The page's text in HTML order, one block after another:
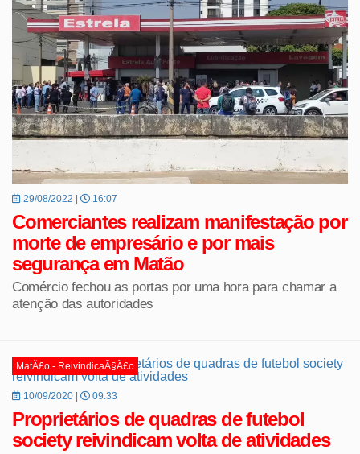
29/08/2022 | 16:07
Comerciantes realizam manifestação por
morte de empresário e por mais
segurança em Matão
Comércio fechou as portas por uma hora para chamar a
atenção das autoridades
MatÃ£o - ReivindicaÃ§Ã£o
10/09/2020 | 09:33
Proprietários de quadras de futebol
society reivindicam volta de atividades